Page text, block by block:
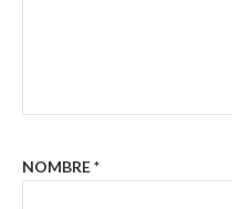
NOMBRE*